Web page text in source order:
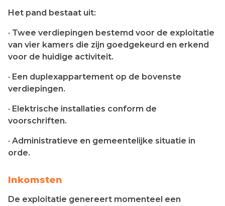
Het pand bestaat uit:
· Twee verdiepingen bestemd voor de exploitatie
van vier kamers die zijn goedgekeurd en erkend
voor de huidige activiteit.
· Een duplexappartement op de bovenste
verdiepingen.
· Elektrische installaties conform de
voorschriften.
· Administratieve en gemeentelijke situatie in
orde.
Inkomsten
De exploitatie genereert momenteel een